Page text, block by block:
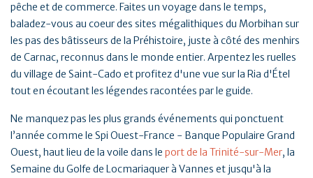
pêche et de commerce. Faites un voyage dans le temps,
baladez-vous au coeur des sites mégalithiques du Morbihan sur
les pas des bâtisseurs de la Préhistoire, juste à côté des menhirs
de Carnac, reconnus dans le monde entier. Arpentez les ruelles
du village de Saint-Cado et profitez d'une vue sur la Ria d'Étel
tout en écoutant les légendes racontées par le guide.
Ne manquez pas les plus grands événements qui ponctuent
l’année comme le Spi Ouest-France - Banque Populaire Grand
Ouest, haut lieu de la voile dans le port de la Trinité-sur-Mer, la
Semaine du Golfe de Locmariaquer à Vannes et jusqu'à la